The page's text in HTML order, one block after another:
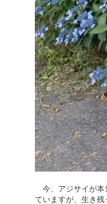
今、アジサイが本
ていますが、生き